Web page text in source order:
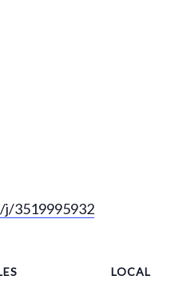
j/3519995932
LOCAL